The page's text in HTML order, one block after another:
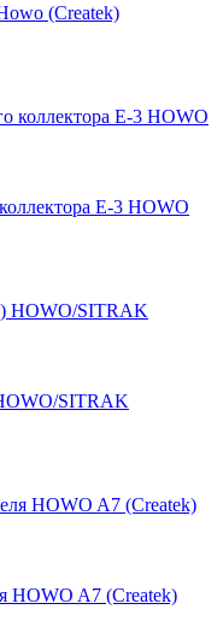
(Createk)
Е-3 HOWO
SITRAK
HOWO A7 (Createk)